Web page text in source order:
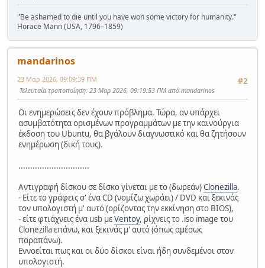
"Be ashamed to die until you have won some victory for humanity."
Horace Mann (USA, 1796–1859)
mandarinos
#2
23 Μαρ 2026, 09:09:39 ΠΜ
Τελευταία τροποποίηση: 23 Μαρ 2026, 09:19:53 ΠΜ από mandarinos
Οι ενημερώσεις δεν έχουν πρόβλημα. Τώρα, αν υπάρχει
ασυμβατότητα ορισμένων προγραμμάτων με την καινούργια
έκδοση του Ubuntu, θα βγάλουν διαγνωστικό και θα ζητήσουν
ενημέρωση (δική τους).
..............................
Αντιγραφή δίσκου σε δίσκο γίνεται με το (δωρεάν)Clonezilla.
- Είτε το γράφεις σ' ένα CD (νομίζω χωράει) / DVD και ξεκινάς
τον υπολογιστή μ' αυτό (ορίζοντας την εκκίνηση στο BIOS),
- είτε φτιάχνεις ένα usb μεVentoy, ρίχνεις το .iso image του
Clonezilla επάνω, και ξεκινάς μ' αυτό (όπως αμέσως
παραπάνω).
Εννοείται πως και οι δύο δίσκοι είναι ήδη συνδεμένοι στον
υπολογιστή.